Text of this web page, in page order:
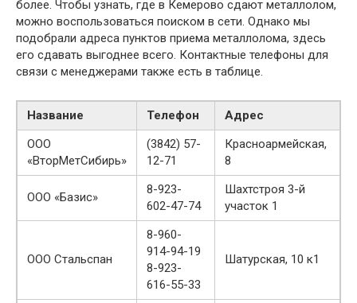
более. Чтобы узнать, где в Кемерово сдают металлолом,
можно воспользоваться поиском в сети. Однако мы
подобрали адреса пунктов приема металлолома, здесь
его сдавать выгоднее всего. Контактные телефоны для
связи с менеджерами также есть в таблице.
Название Телефон
Адрес
ООО
«ВторМетСибирь»
(3842) 57-
12-71
Красноармейская,
8
ООО «Базис»
8-923-
602-47-74
Шахтстроя 3-й
участок 1
ООО Стальспан
8-960-
914-94-19
8-923-
616-55-33
Шатурская, 10 к1